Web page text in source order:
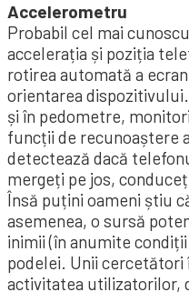
Accelerometru
Probabil cel mai
accelerația și poziția
rotirea automată a
orientarea
și în pedometre,
funcții de recunoaștere
detectează dacă
mergeți pe jos,
Însă puțini oameni știu
asemenea, o sursă
inimii (în anumite
podelei. Unii
activitatea utilizatorilor,